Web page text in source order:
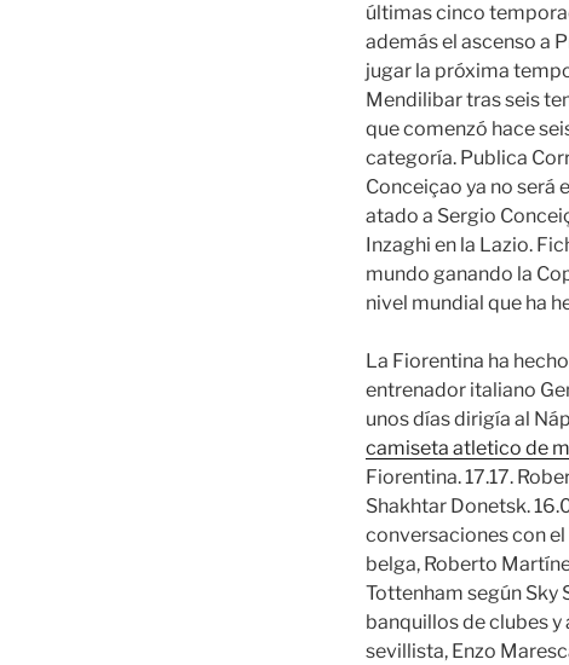
últimas cinco
además el ascenso a
jugar la próxima
Mendilibar tras seis
que comenzó hace
categoría. Publica
Conceiçao ya no será
atado a Sergio
Inzaghi en la Lazio.
mundo ganando la
nivel mundial que ha
La Fiorentina ha
entrenador italiano
unos días dirigía al
camiseta atletico de
Fiorentina. 17.17.
Shakhtar Donetsk.
conversaciones con
belga, Roberto
Tottenham según Sky
banquillos de clubes y
sevillista, Enzo